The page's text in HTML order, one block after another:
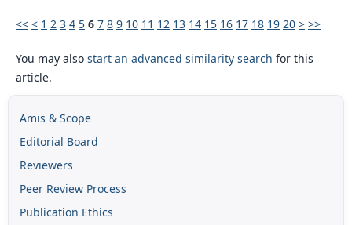
<< < 1 2 3 4 5 6 7 8 9 10 11 12 13 14 15 16 17 18 19 20 > >>
You may also start an advanced similarity search for this
article.
Amis & Scope
Editorial Board
Reviewers
Peer Review Process
Publication Ethics